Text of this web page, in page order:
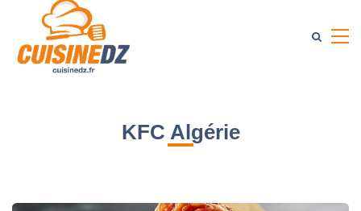
KFC Algérie